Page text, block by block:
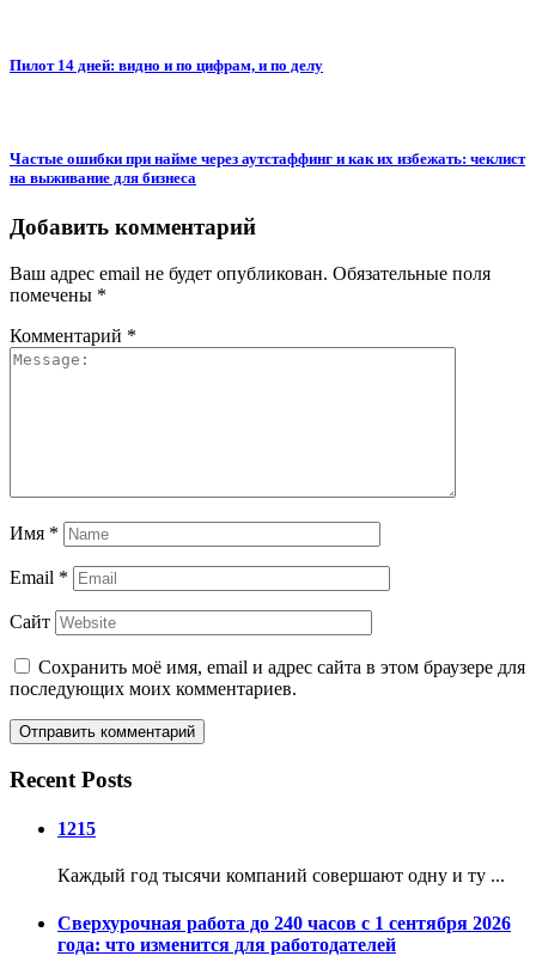
Пилот 14 дней: видно и по цифрам, и по делу
Частые ошибки при найме через аутстаффинг и как их избежать: чеклист
на выживание для бизнеса
Добавить комментарий
Ваш адрес email не будет опубликован. Обязательные поля
помечены *
Комментарий *
Имя *
Email *
Сайт
Сохранить моё имя, email и адрес сайта в этом браузере для
последующих моих комментариев.
Recent Posts
1215
Каждый год тысячи компаний совершают одну и ту ...
Сверхурочная работа до 240 часов с 1 сентября 2026
года: что изменится для работодателей